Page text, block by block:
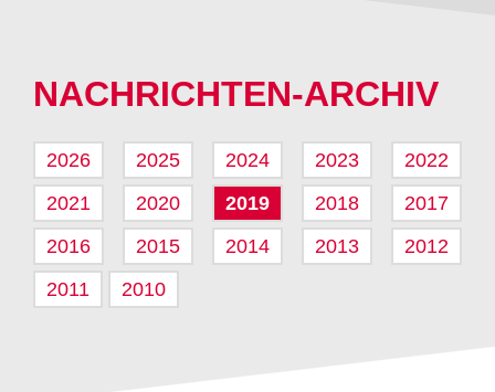
NACHRICHTEN-ARCHIV
2026 2025 2024 2023
2022
2021
2020 2019 2018
2017
2016
2015 2014 2013
2012
2011
2010